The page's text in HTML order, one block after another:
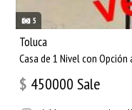
5
Toluca
$ 450000 Sale